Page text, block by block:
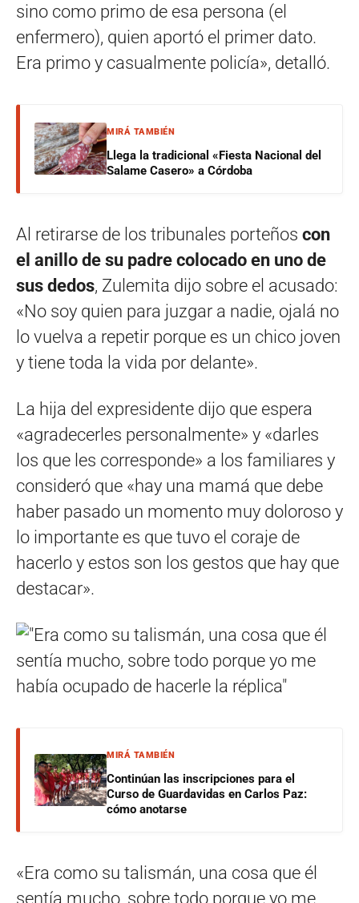
sino como primo de esa persona (el
enfermero), quien aportó el primer dato.
Era primo y casualmente policía», detalló.
MIRÁ TAMBIÉN
Llega la tradicional «Fiesta Nacional del
Salame Casero» a Córdoba
Al retirarse de los tribunales porteños con
el anillo de su padre colocado en uno de
sus dedos, Zulemita dijo sobre el acusado:
«No soy quien para juzgar a nadie, ojalá no
lo vuelva a repetir porque es un chico joven
y tiene toda la vida por delante».
La hija del expresidente dijo que espera
«agradecerles personalmente» y «darles
los que les corresponde» a los familiares y
consideró que «hay una mamá que debe
haber pasado un momento muy doloroso y
lo importante es que tuvo el coraje de
hacerlo y estos son los gestos que hay que
destacar».
MIRÁ TAMBIÉN
Continúan las inscripciones para el
Curso de Guardavidas en Carlos Paz:
cómo anotarse
«Era como su talismán, una cosa que él
sentía mucho, sobre todo porque yo me